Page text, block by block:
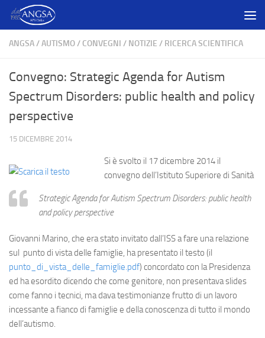
Salta al contenuto
ANGSA/AUTISMO/ CONVEGNI / NOTIZIE / RICERCA SCIENTIFICA
Convegno: Strategic Agenda for Autism
Spectrum Disorders: public health and policy
perspective
15 DICEMBRE 2014
Si è svolto il 17 dicembre 2014 il
convegno dell’Istituto Superiore di Sanità
Strategic Agenda for Autism Spectrum Disorders: public health
and policy perspective
Giovanni Marino, che era stato invitato dall’ISS a fare una relazione
sul punto di vista delle famiglie, ha presentato il testo (il
punto_di_vista_delle_famiglie.pdf) concordato con la Presidenza
ed ha esordito dicendo che come genitore, non presentava slides
come fanno i tecnici, ma dava testimonianze frutto di un lavoro
incessante a fianco di famiglie e della conoscenza di tutto il mondo
dell’autismo.